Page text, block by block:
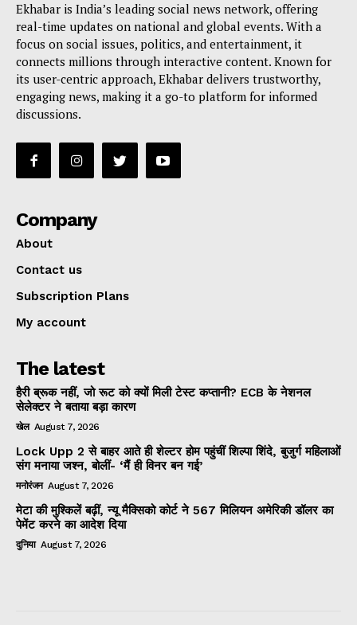
Ekhabar is India’s leading social news network, offering
real-time updates on national and global events. With a
focus on social issues, politics, and entertainment, it
connects millions through interactive content. Known for
its user-centric approach, Ekhabar delivers trustworthy,
engaging news, making it a go-to platform for informed
discussions.
Company
About
Contact us
Subscription Plans
My account
The latest
हैरी ब्रूक नहीं, जो रूट को क्यों मिली टेस्ट कप्तानी? ECB के नेशनल
सेलेक्टर ने बताया बड़ा कारण
खेल August 7, 2026
Lock Upp 2 से बाहर आते ही शेल्टर होम पहुंचीं शिल्पा शिंदे, बुजुर्ग महिलाओं
संग मनाया जश्न, बोलीं- ‘मैं ही विनर बन गई’
मनोरंजन August 7, 2026
मेटा की मुश्किलें बढ़ीं, न्यू मैक्सिको कोर्ट ने 567 मिलियन अमेरिकी डॉलर का
पेमेंट करने का आदेश दिया
दुनिया August 7, 2026